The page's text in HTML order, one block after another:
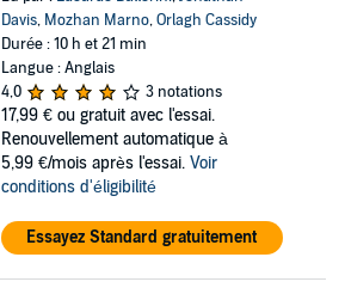
Davis, Mozhan Marno,Orlagh Cassidy
Durée : 10 h et 21 min
Langue : Anglais
4,0
3 notations
17,99 € ou gratuit avec l'essai.
Renouvellement automatique à
5,99 €/mois après l'essai. Voir
conditions d'éligibilité
Essayez Standard gratuitement